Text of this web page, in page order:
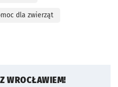
dla zwierząt
WROCŁAWIEM!